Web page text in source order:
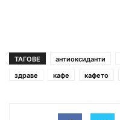
ТАГОВЕ антиоксиданти
здраве
кафе кафето